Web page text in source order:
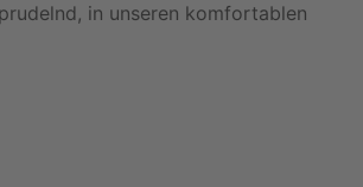
in unseren komfortablen